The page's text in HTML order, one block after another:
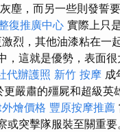
塵，而另一些則發誓
復推廣中心 實際上只
烈，其他油漆粘在一
，這就是優勢，表面很
代辦護照 新竹 按摩 成
更嚴肅的殭屍和超級
燴價格 豐原按摩推薦
或突擊隊服裝至關重要